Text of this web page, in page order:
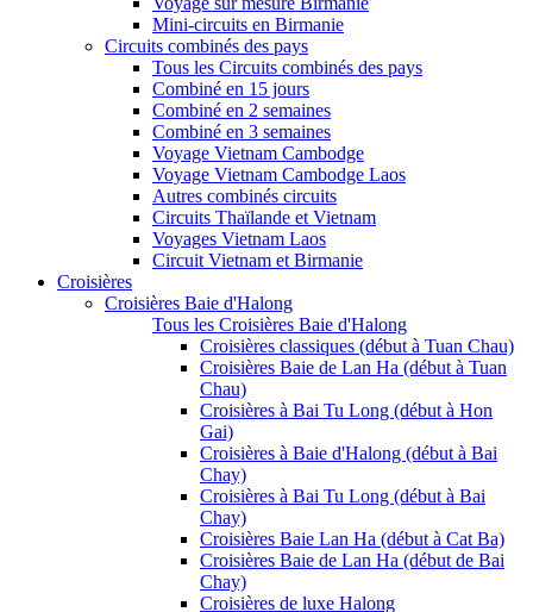
Mini-circuits en Birmanie
Circuits combinés des pays
Tous les Circuits combinés des pays
Combiné en 15 jours
Combiné en 2 semaines
Combiné en 3 semaines
Voyage Vietnam Cambodge
Voyage Vietnam Cambodge Laos
Autres combinés circuits
Circuits Thaïlande et Vietnam
Voyages Vietnam Laos
Circuit Vietnam et Birmanie
Croisières
Croisières Baie d'Halong
Tous les Croisières Baie d'Halong
Croisières classiques (début à Tuan Chau)
Croisières Baie de Lan Ha (début à Tuan
Chau)
Croisières à Bai Tu Long (début à Hon
Gai)
Croisières à Baie d'Halong (début à Bai
Chay)
Croisières à Bai Tu Long (début à Bai
Chay)
Croisières Baie Lan Ha (début à Cat Ba)
Croisières Baie de Lan Ha (début de Bai
Chay)
Croisières de luxe Halong